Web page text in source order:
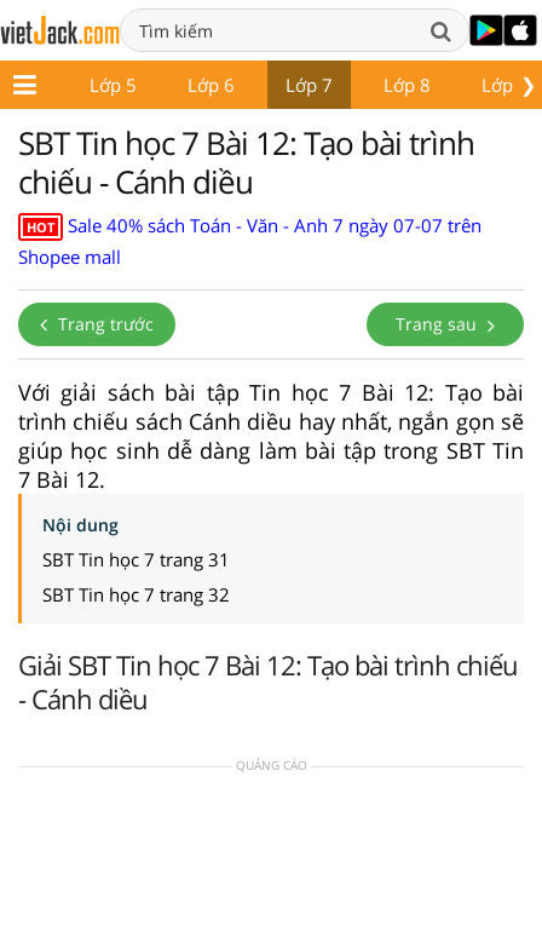
❯
4 Lớp 5 Lớp 6 Lớp 7 Lớp 8 Lớp 9
SBT Tin học 7 Bài 12: Tạo bài trình
chiếu - Cánh diều
HOT
Sale 40% sách Toán - Văn - Anh 7 ngày 07-07 trên
Shopee mall
Trang trước Trang sau
Với giải sách bài tập Tin học 7 Bài 12: Tạo bài
trình chiếu sách Cánh diều hay nhất, ngắn gọn sẽ
giúp học sinh dễ dàng làm bài tập trong SBT Tin
7 Bài 12.
Nội dung
SBT Tin học 7 trang 31
SBT Tin học 7 trang 32
Giải SBT Tin học 7 Bài 12: Tạo bài trình chiếu
- Cánh diều
QUẢNG CÁO